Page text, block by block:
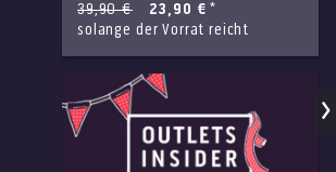
39,90 €
23,90 € *
solange der Vorrat reicht